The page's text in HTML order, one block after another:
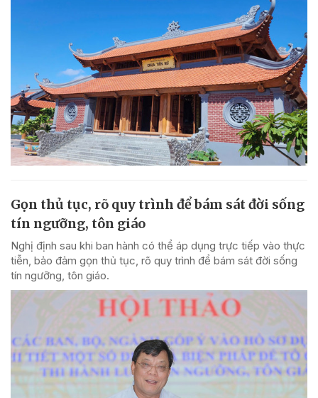
Gọn thủ tục, rõ quy trình để bám sát đời sống
tín ngưỡng, tôn giáo
Nghị định sau khi ban hành có thể áp dụng trực tiếp vào thực
tiễn, bảo đảm gọn thủ tục, rõ quy trình để bám sát đời sống
tín ngưỡng, tôn giáo.